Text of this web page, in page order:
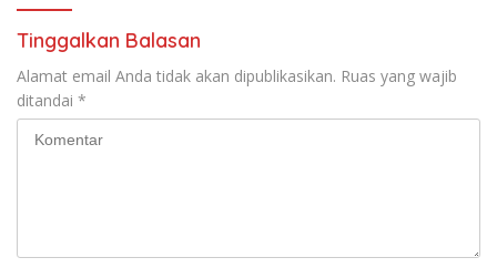
RUU Ketenagakerjaan Baru.
Tinggalkan Balasan
Alamat email Anda tidak akan dipublikasikan. Ruas yang wajib
ditandai *